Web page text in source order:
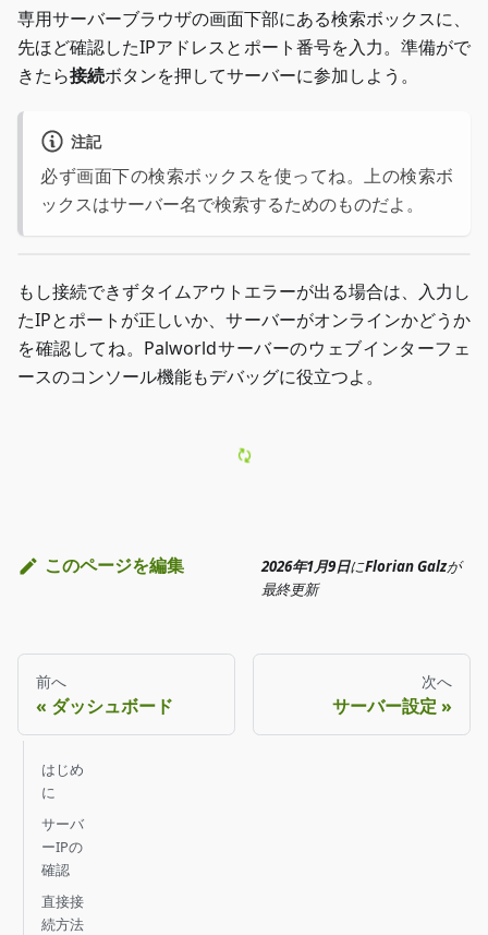
専用サーバーブラウザの画面下部にある検索ボックスに、
先ほど確認したIPアドレスとポート番号を入力。準備がで
きたら接続ボタンを押してサーバーに参加しよう。
注記
必ず画面下の検索ボックスを使ってね。上の検索ボ
ックスはサーバー名で検索するためのものだよ。
もし接続できずタイムアウトエラーが出る場合は、入力し
たIPとポートが正しいか、サーバーがオンラインかどうか
を確認してね。Palworldサーバーのウェブインターフェ
ースのコンソール機能もデバッグに役立つよ。
このページを編集 2026年1月9日にFlorian Galzが
最終更新
前へ
ダッシュボード
次へ
サーバー設定
はじめ
に
サーバ
ーIPの
確認
直接接
続方法